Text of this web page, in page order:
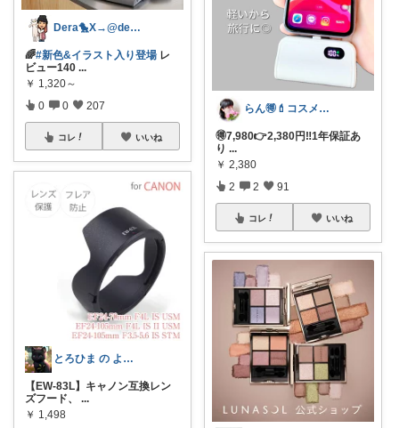
Dera🐤X→@dera_room
🌈#新色&イラスト入り登場 レ
ビュー140 ...
￥ 1,320～
0 0 207
コレ いいね
とろひま の よろず屋～お得な商品たち～
【EW-83L】キャノン互換レン
ズフード、
...
￥ 1,498
らん🉐💄コスメ&ファッション👗✨
🉐7,980👉2,380円‼︎1年保証あ
り ...
￥ 2,380
2 2 91
コレ いいね